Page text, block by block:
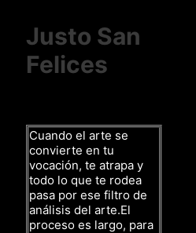
Justo San
Felices
Cuando el arte se
convierte en tu
vocación, te atrapa y
todo lo que te rodea
pasa por ese filtro de
análisis del arte.El
proceso es largo, para